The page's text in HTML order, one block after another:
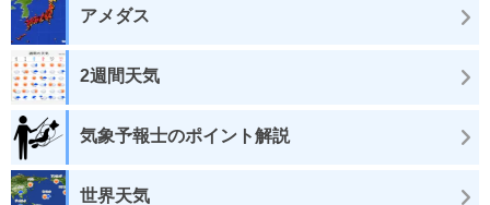
アメダス
2週間天気
気象予報士のポイント解説
世界天気